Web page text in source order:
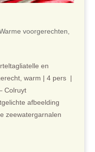
voorgerechten,
en
warm | 4 pers |
Colruyt
afbeelding
zeewatergarnalen